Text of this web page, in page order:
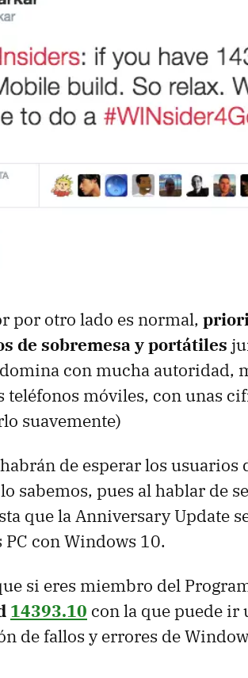
por otro lado es normal,
de sobremesa y portátiles
con mucha autoridad,
teléfonos móviles, con unas
suavemente)
habrán de esperar los
lo sabemos, pues al hablar de
que la Anniversary Update
con Windows 10.
si eres miembro del
14393.10 con la que puede ir
de fallos y errores de